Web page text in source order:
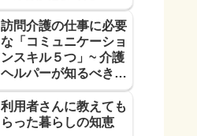
定要件と支援方法！を
解説します～
訪問介護の仕事に必要
な「コミュニケーショ
ンスキル５つ」~ 介護
ヘルパーが知るべき
「信頼に必要なコミュ
力５つ」~
利用者さんに教えても
らった暮らしの知恵